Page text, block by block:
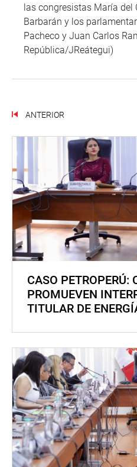
las congresistas María del
Barbarán y los
Pacheco y Juan Carlos
República/JReátegui)
ANTERIOR
CASO PETROPERÚ:
PROMUEVEN
TITULAR DE